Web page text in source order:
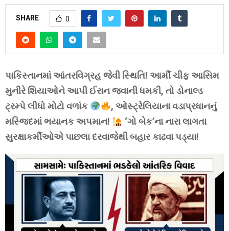
SHARE 0
પાકિસ્તાનમાં આંતરવિગ્રહ જેવી સ્થિતિ! આર્મી ચીફ આસિમ
મુનીરે શિયાઓને આપી ઈરાન જવાની ધમકી, તો ડોનાલ્ડ
ટ્રમ્પે લીધો મોટો વળાંક
, ઓસ્ટ્રેલિયાના વડાપ્રધાનનું
મસ્જિદમાં ભયાનક અપમાન!
‘ગો બેક’ના નારા લાગતા
સુરક્ષાકર્મીઓએ પાછલા દરવાજેથી બહાર કાઢવા પડ્યા!